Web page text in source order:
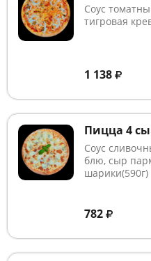
Соус
тигровая
1 138
Пицца 4
Соус
блю, сыр
шарики(590г)
782